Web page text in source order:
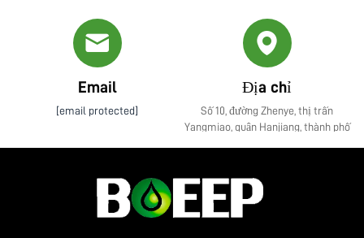
Email
[email protected]
Địa chỉ
Số 10, đường Zhenye, thị trấn
Yangmiao, quận Hanjiang, thành phố